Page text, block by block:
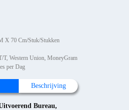
X 70 Cm/Stuk/Stukken
T, Western Union, MoneyGram
per Dag
Beschrijving
Bureau,